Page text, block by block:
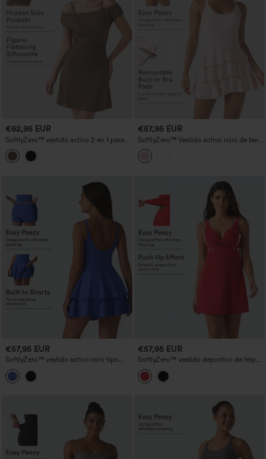
€62,95 EUR
SoftlyZero™ vestido activo 2 en 1 para
yoga con sujetador integrado, tirantes
desmontables, escote off-shoulder y
bolsillos — ¡facilísimo!
€57,95 EUR
SoftlyZero™ Vestido activo mini de tenis
InstantCool 2 en 1 con sujetador
incorporado, dobladillo con volantes en
capas y bolsillos - Edición Easy Peezy
€57,95 EUR
SoftlyZero™ vestido activo mini tipo
tenis 2 en 1, ligero con sujetador
incorporado, de capas, InstantCool, con
bolsillos — Edición Easy Peezy
€57,95 EUR
SoftlyZero™ vestido deportivo de felpa
con efecto push-up, tirantes retorcidos
y ajustables, relleno no extraíble, vestido
de baile activo con bolsillos — Easy